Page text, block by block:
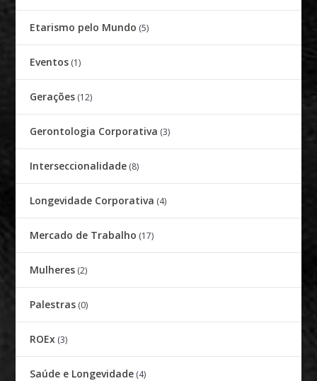
Etarismo pelo Mundo (5)
Eventos (1)
Gerações (12)
Gerontologia Corporativa (3)
Interseccionalidade (8)
Longevidade Corporativa (4)
Mercado de Trabalho (17)
Mulheres (2)
Palestras (0)
ROEx (3)
Saúde e Longevidade (4)